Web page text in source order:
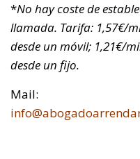
*No hay coste de
llamada. Tarifa: 1,57€/
desde un móvil; 1,21€/
desde un fijo.
Mail: